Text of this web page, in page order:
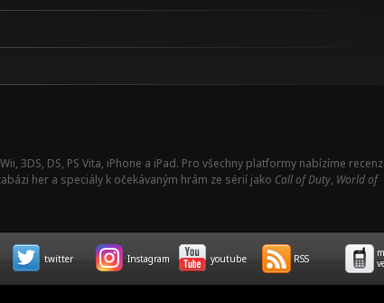
3DS, DS, PS Vita, iPhone a iPad. Pro všechny platformy nabízíme
her a speciály k očekávaným hrám ze sérií jako Call of Duty, World of
twitter Instagram youtube RSS